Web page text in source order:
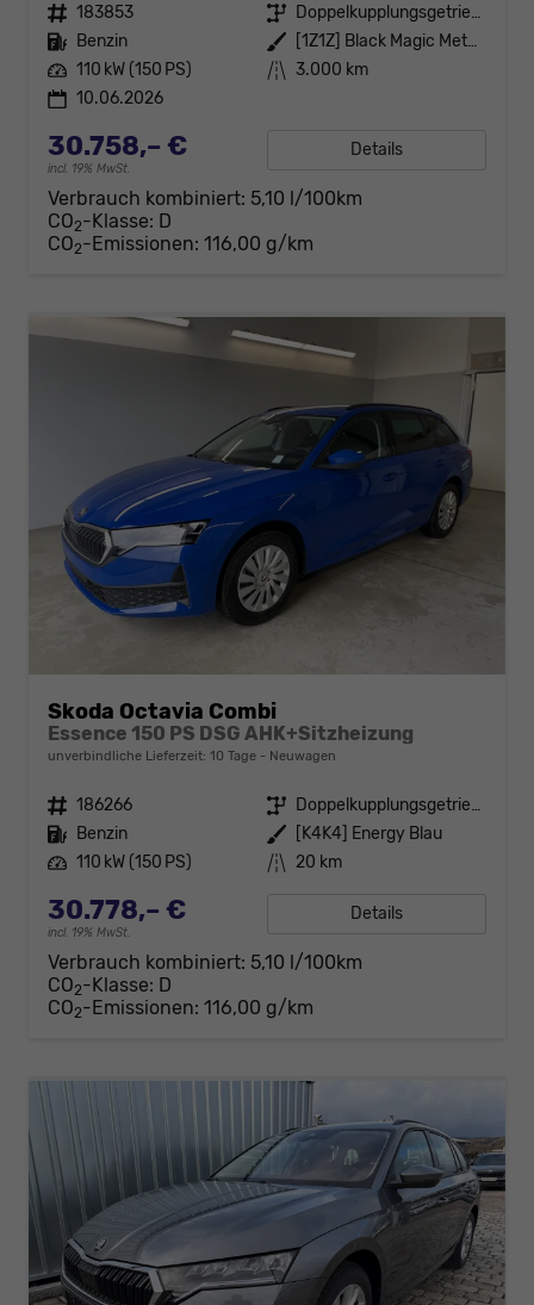
Fahrzeugnr. 183853 Getriebe
Doppelkupplungsgetriebe (DSG)
Kraftstoff Benzin Außenfarbe
[1Z1Z] Black Magic Metallic
Leistung 110 kW (150 PS) Kilometerstand 3.000 km
10.06.2026
30.758,– €
incl. 19% MwSt.
Details
Verbrauch kombiniert: 5,10 l/100km
CO2-Klasse: D
CO2-Emissionen: 116,00 g/km
Skoda Octavia Combi
Essence 150 PS DSG AHK+Sitzheizung
unverbindliche Lieferzeit: 10 Tage Neuwagen
Fahrzeugnr. 186266 Getriebe
Doppelkupplungsgetriebe (DSG)
Kraftstoff Benzin Außenfarbe
[K4K4] Energy Blau
Leistung 110 kW (150 PS) Kilometerstand 20 km
30.778,– €
incl. 19% MwSt.
Details
Verbrauch kombiniert: 5,10 l/100km
CO2-Klasse: D
CO2-Emissionen: 116,00 g/km